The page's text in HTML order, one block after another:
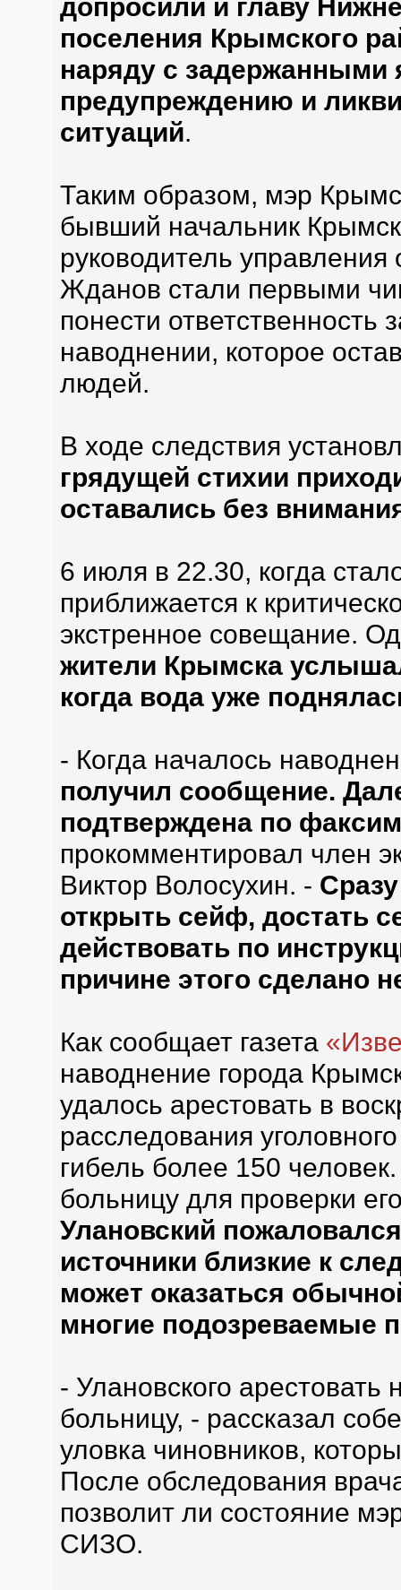
допросили и главу
поселения Крымского
наряду с задержанными
предупреждению и
ситуаций.
Таким образом, мэр
бывший начальник
руководитель
Жданов стали первыми
понести
наводнении, которое
людей.
В ходе следствия
грядущей стихии
оставались без
6 июля в 22.30, когда
приближается к
экстренное совещание.
жители Крымска
когда вода уже
- Когда началось
получил сообщение.
подтверждена по
прокомментировал член
Виктор Волосухин. -
открыть сейф, достать
действовать по
причине этого сделано
Как сообщает газета
наводнение города
удалось арестовать в
расследования
гибель более 150
больницу для проверки
Улановский
источники близкие к
может оказаться
многие подозреваемые
- Улановского арестовать
больницу, - рассказал
уловка чиновников,
После обследования
позволит ли состояние
СИЗО.